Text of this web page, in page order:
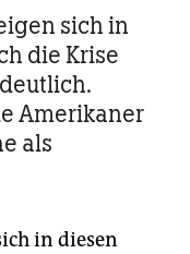
sich in
die Krise
Amerikaner
als
in diesen